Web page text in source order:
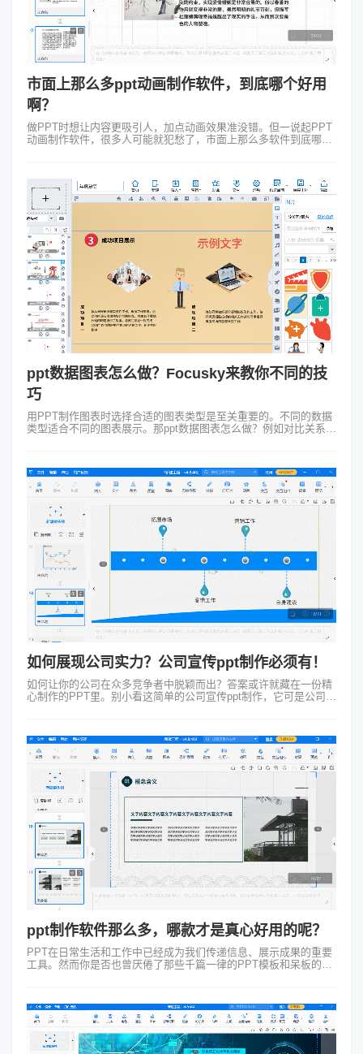
市面上那么多ppt动画制作软件，到底哪个好用
啊？
做PPT时想让内容更吸引人，加点动画效果准没错。但一说起PPT
动画制作软件，很多人可能就犯愁了，市面上那么多软件到底哪个
ppt数据图表怎么做？Focusky来教你不同的技
巧
用PPT制作图表时选择合适的图表类型是至关重要的。不同的数据
类型适合不同的图表展示。那ppt数据图表怎么做？例如对比关系适
如何展现公司实力？公司宣传ppt制作必须有！
如何让你的公司在众多竞争者中脱颖而出？答案或许就藏在一份精
心制作的PPT里。别小看这简单的公司宣传ppt制作，它可是公司形
ppt制作软件那么多，哪款才是真心好用的呢？
PPT在日常生活和工作中已经成为我们传递信息、展示成果的重要
工具。然而你是否也曾厌倦了那些千篇一律的PPT模板和呆板的切